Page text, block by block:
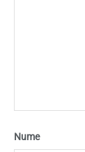
Nume